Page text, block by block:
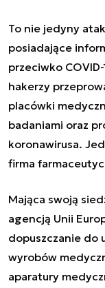
To nie jedyny
posiadające
przeciwko
hakerzy
placówki
badaniami oraz
koronawirusa.
firma
Mająca swoją
agencją Unii
dopuszczanie do
wyrobów
aparatury